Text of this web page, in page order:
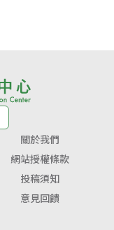
關於我們
網站授權條款
投稿須知
意見回饋